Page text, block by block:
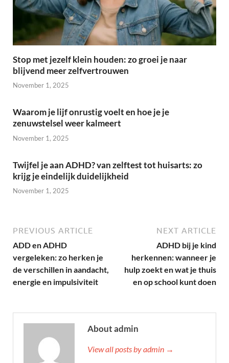
Stop met jezelf klein houden: zo groei je naar
blijvend meer zelfvertrouwen
November 1, 2025
Waarom je lijf onrustig voelt en hoe je je
zenuwstelsel weer kalmeert
November 1, 2025
Twijfel je aan ADHD? van zelftest tot huisarts: zo
krijg je eindelijk duidelijkheid
November 1, 2025
PREVIOUS ARTICLE
ADD en ADHD
vergeleken: zo herken je
de verschillen in aandacht,
energie en impulsiviteit
NEXT ARTICLE
ADHD bij je kind
herkennen: wanneer je
hulp zoekt en wat je thuis
en op school kunt doen
About admin
View all posts by admin →